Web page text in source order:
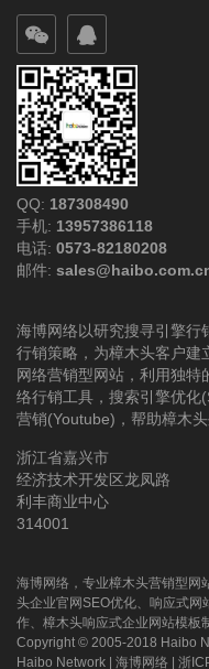
QQ: 187308490
手机: 13957386118
电话: 0573-82180208
邮件:
海博网络以研究搜寻引擎行
行销策略，为樟木头客户建
网络营销型网站，利用独特
络行销工具，搜索引擎优化
营销(Youtube)，帮助樟木
浙江省嘉兴市
经济技术开发区龙凤路
利丰商业中心
314001
海博网络，专业樟木头营销型网
头企业官网SEO优化、响应式网
作、樟木头响应式企业网站模板
Copyright © 2005-2018 Haibo
Haibo Network
海博网络 浙